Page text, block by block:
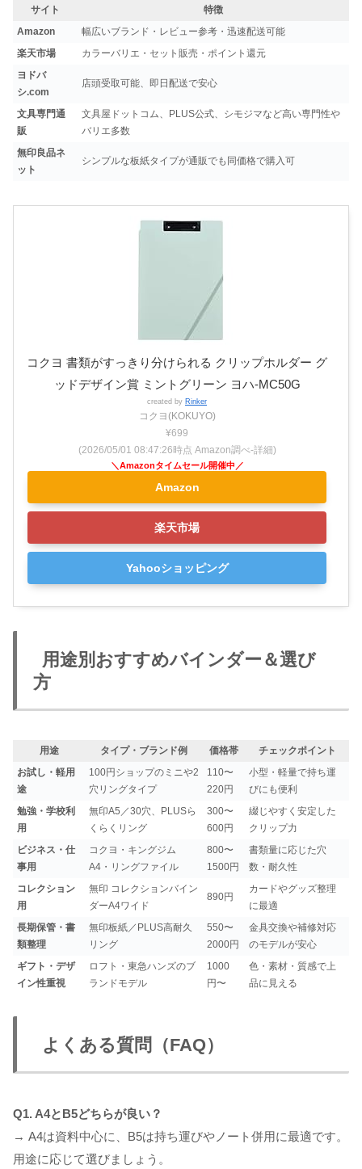
サイト
特徴
Amazon
幅広いブランド・レビュー参考・迅速配送可能
楽天市場
カラーバリエ・セット販売・ポイント還元
ヨドバ
シ.com
店頭受取可能、即日配送で安心
文具専門通
販
文具屋ドットコム、PLUS公式、シモジマなど高い専門性や
バリエ多数
無印良品ネ
ット
シンプルな板紙タイプが通販でも同価格で購入可
コクヨ 書類がすっきり分けられる クリップホルダー グ
ッドデザイン賞 ミントグリーン ヨハ-MC50G
created by Rinker
コクヨ(KOKUYO)
¥699
(2026/05/01 08:47:26時点 Amazon調べ-詳細)
Amazon
楽天市場
Yahooショッピング
用途別おすすめバインダー＆選び
方
用途 タイプ・ブランド例 価格帯
チェックポイント
お試し・軽用
途
100円ショップのミニや2
穴リングタイプ
110〜
220円
小型・軽量で持ち運
びにも便利
勉強・学校利
用
無印A5／30穴、PLUSら
くらくリング
300〜
600円
綴じやすく安定した
クリップ力
ビジネス・仕
事用
コクヨ・キングジム
A4・リングファイル
800〜
1500円
書類量に応じた穴
数・耐久性
コレクション
用
無印 コレクションバイン
ダーA4ワイド
890円
カードやグッズ整理
に最適
長期保管・書
類整理
無印板紙／PLUS高耐久
リング
550〜
2000円
金具交換や補修対応
のモデルが安心
ギフト・デザ
イン性重視
ロフト・東急ハンズのブ
ランドモデル
1000
円〜
色・素材・質感で上
品に見える
よくある質問（FAQ）
Q1. A4とB5どちらが良い？
→ A4は資料中心に、B5は持ち運びやノート併用に最適です。
用途に応じて選びましょう。